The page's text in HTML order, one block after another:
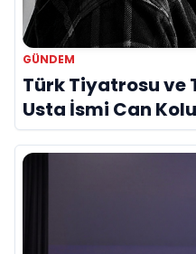
GÜNDEM
Türk Tiyatrosu ve
Usta İsmi Can